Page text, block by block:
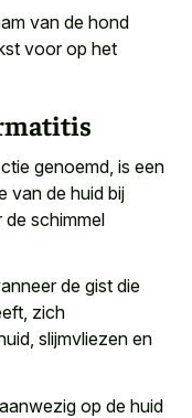
van de hond
voor op het
genoemd, is een
van de huid bij
schimmel
de gist die
zich
slijmvliezen en
op de huid